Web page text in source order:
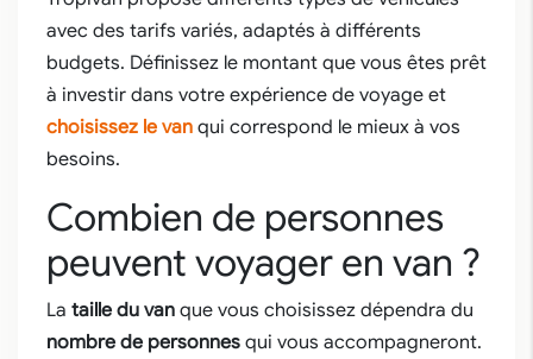
avec des tarifs variés, adaptés à différents
budgets. Définissez le montant que vous êtes prêt
à investir dans votre expérience de voyage et
choisissez le van qui correspond le mieux à vos
besoins.
Combien de personnes
peuvent voyager en van ?
La taille du van que vous choisissez dépendra du
nombre de personnes qui vous accompagneront.